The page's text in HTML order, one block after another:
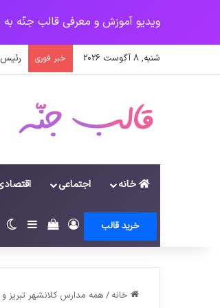
ویدیو آموزش و معرفی قالب جنّه به صورت
شنبه, 8 آگوست 2026 خبر فوری رئیس
خانه اجتماعی
خرید قالب وروددیدن سبد
خانه / همه مدارس کلانشهر تبریز